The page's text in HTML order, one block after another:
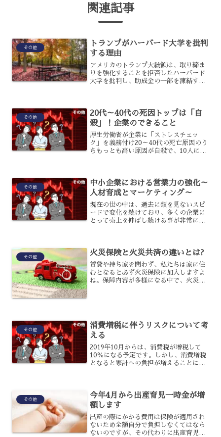
関連記事
その他
トランプがハーバード大学を批判
する理由
アメリカのトランプ大統領は、取り締ま
りを強化することを拒否したハーバード
大学を批判し、助成金の一部を凍結する
るのでしょうか？トランプ...
その他
20代～40代の死因トップは「自
殺」！企業のできること
厚生労働省が企業に「ストレスチェッ
ク」を義務付け20～40代の死亡原因のう
ちもっとも高い原因が自殺で、10人に1
事項に答え...
その他
中小企業における営業力の強化～
人材育成とマーケティング～
現在の世の中は、過去に類を見ないスピ
ードで変化を続けており、多くの企業に
とって売上を伸ばし続ける事が非常に難
差別化がやりにくくなり、...
その他 火災保険と火災共済の違いとは?
賃貸や持ち家を問わず、私たちは家に住
むとなると必ず火災保険に加入しますよ
ね。保障内容が多様になる中で、火災共
その他
消費増税に伴うリスクについて考
える
2019年10月からは、消費税が増税して
10％になる予定です。しかし、消費増税
となると家計への負担が増えることにな
でしょうか?家計に...
その他
今年4月から出産育児一時金が増
額します
出産の際にかかる費用は保険が適用され
ないため全額自分で負担しなくてはなら
ないのですが、その代わりに出産育児一